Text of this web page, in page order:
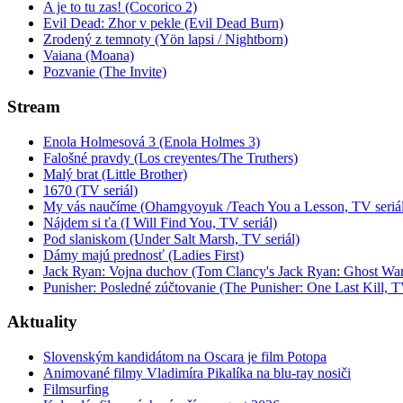
A je to tu zas! (Cocorico 2)
Evil Dead: Zhor v pekle (Evil Dead Burn)
Zrodený z temnoty (Yön lapsi / Nightborn)
Vaiana (Moana)
Pozvanie (The Invite)
Stream
Enola Holmesová 3 (Enola Holmes 3)
Falošné pravdy (Los creyentes/The Truthers)
Malý brat (Little Brother)
1670 (TV seriál)
My vás naučíme (Ohamgyoyuk /Teach You a Lesson, TV
Nájdem si ťa (I Will Find You, TV seriál)
Pod slaniskom (Under Salt Marsh, TV seriál)
Dámy majú prednosť (Ladies First)
Jack Ryan: Vojna duchov (Tom Clancy's Jack Ryan: Ghost
Punisher: Posledné zúčtovanie (The Punisher: One Last Kill,
Aktuality
Slovenským kandidátom na Oscara je film Potopa
Animované filmy Vladimíra Pikalíka na blu-ray nosiči
Filmsurfing